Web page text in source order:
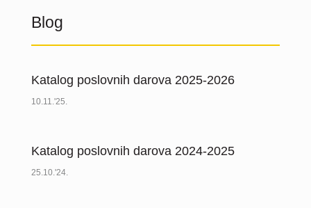
Blog
Katalog poslovnih darova 2025-2026
10.11.'25.
Katalog poslovnih darova 2024-2025
25.10.'24.